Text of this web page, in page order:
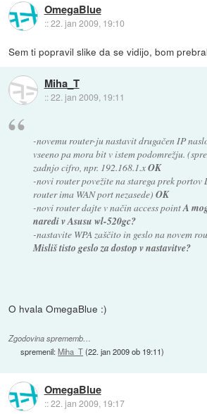
OmegaBlue
::22. jan 2009, 19:10
Sem ti popravil slike da se vidijo, bom
Miha_T
::22. jan 2009, 19:11
-novemu router-ju nastavit drugačen IP
vseeno pa mora bit v istem podomrežju.
zadnjo cifro, npr. 192.168.1.xOK
-novi router povežite na starega prek
router ima WAN port nezasede) OK
-novi router dajte v način access pointA
naredi v Asusu wl-520gc?
-nastavite WPA zaščito in geslo na novem
Misliš tisto geslo za dostop v nastavitve?
O hvala OmegaBlue :)
Zgodovina sprememb…
spremenil:Miha_T(22. jan 2009 ob 19:11)
OmegaBlue
::22. jan 2009, 19:17